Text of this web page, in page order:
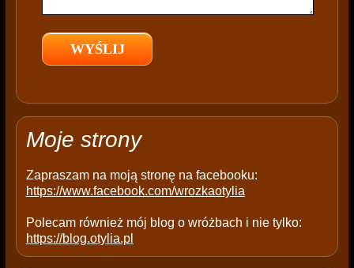
e
e
p
y
Moje strony
Zapraszam na moją stronę na facebooku:
https://www.facebook.com/wrozkaotylia
Polecam również mój blog o wróżbach i nie tylko:
https://blog.otylia.pl